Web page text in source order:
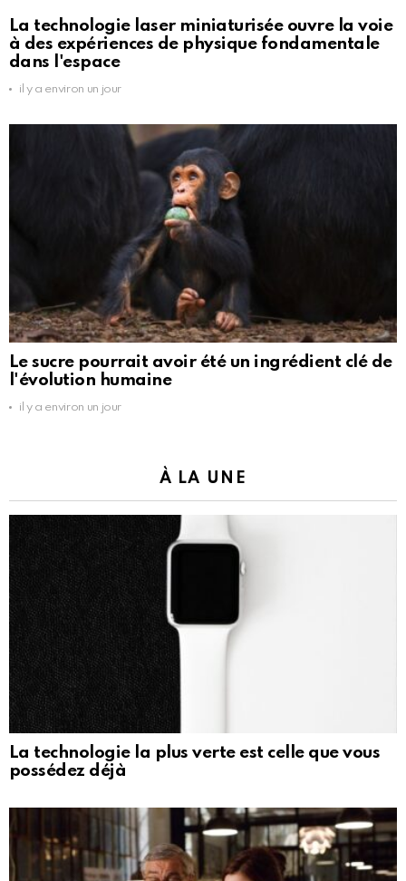
La technologie laser miniaturisée ouvre la voie
à des expériences de physique fondamentale
dans l'espace
il y a environ un jour
Le sucre pourrait avoir été un ingrédient clé de
l'évolution humaine
il y a environ un jour
À LA UNE
La technologie la plus verte est celle que vous
possédez déjà